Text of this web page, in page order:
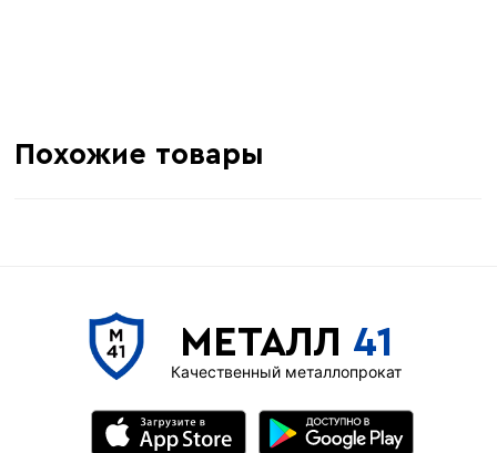
Похожие товары
МЕТАЛЛ 41
Качественный металлопрокат